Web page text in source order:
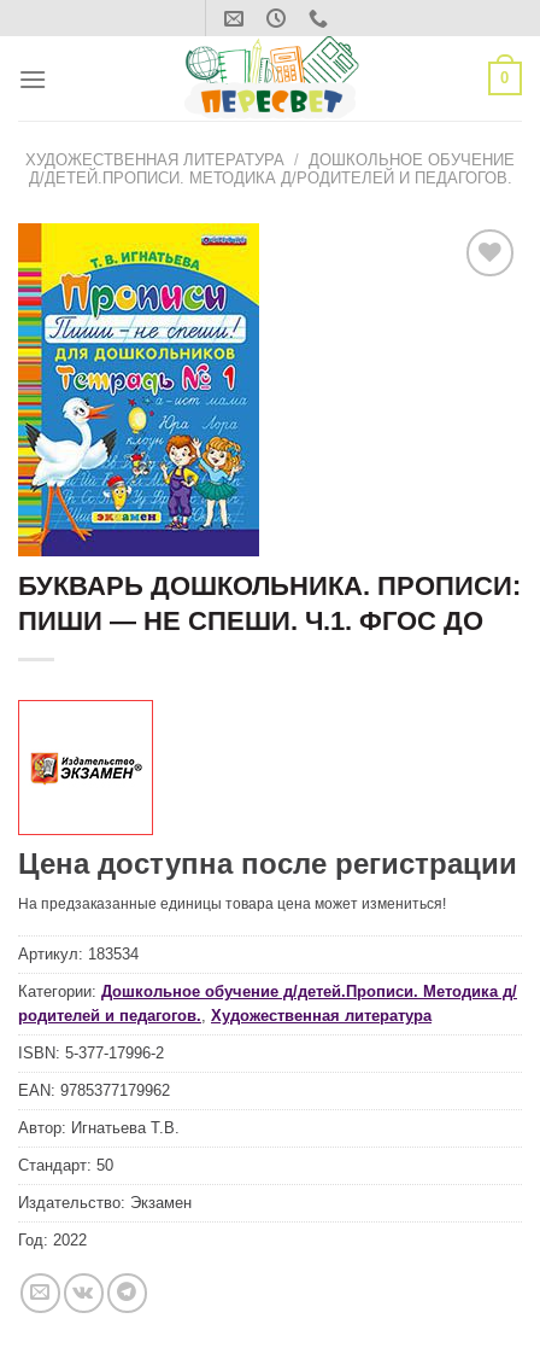
content
0
ХУДОЖЕСТВЕННАЯ ЛИТЕРАТУРА / ДОШКОЛЬНОЕ ОБУЧЕНИЕ
Д/ДЕТЕЙ.ПРОПИСИ. МЕТОДИКА Д/РОДИТЕЛЕЙ И ПЕДАГОГОВ.
БУКВАРЬ ДОШКОЛЬНИКА. ПРОПИСИ:
ПИШИ — НЕ СПЕШИ. Ч.1. ФГОС ДО
Цена доступна после регистрации
На предзаказанные единицы товара цена может измениться!
Артикул: 183534
Категории: Дошкольное обучение д/детей.Прописи. Методика д/
родителей и педагогов. Художественная литература
ISBN: 5-377-17996-2
EAN: 9785377179962
Автор: Игнатьева Т.В.
Стандарт: 50
Издательство: Экзамен
Год: 2022